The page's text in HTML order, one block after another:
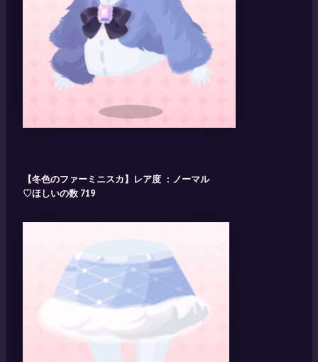
【冬色のファーミニスカ】レア度 ：ノーマル
♡ほしいの数 719